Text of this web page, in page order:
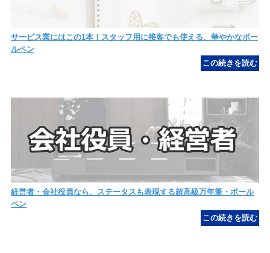
サービス業にはこの1本！スタッフ用に接客でも使える、華やかなボー
ルペン
経営者・会社役員なら、ステータスも表現する超高級万年筆・ボール
ペン